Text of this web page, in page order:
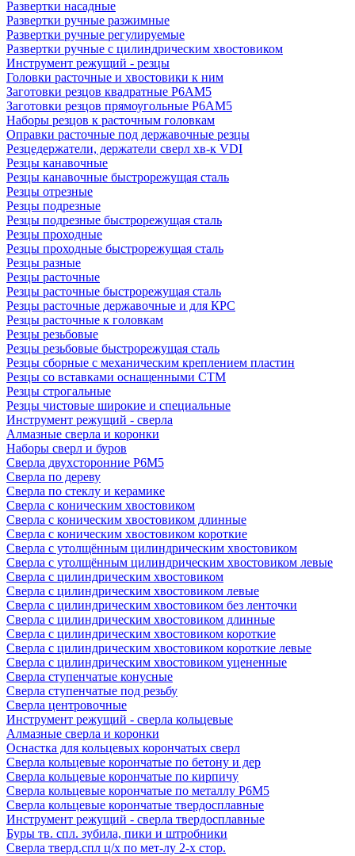
Развертки насадные
Развертки ручные разжимные
Развертки ручные регулируемые
Развертки ручные с цилиндрическим хвостовиком
Инструмент режущий - резцы
Головки расточные и хвостовики к ним
Заготовки резцов квадратные Р6АМ5
Заготовки резцов прямоугольные Р6АМ5
Наборы резцов к расточным головкам
Оправки расточные под державочные резцы
Резцедержатели, держатели сверл хв-к VDI
Резцы канавочные
Резцы канавочные быстрорежущая сталь
Резцы отрезные
Резцы подрезные
Резцы подрезные быстрорежущая сталь
Резцы проходные
Резцы проходные быстрорежущая сталь
Резцы разные
Резцы расточные
Резцы расточные быстрорежущая сталь
Резцы расточные державочные и для КРС
Резцы расточные к головкам
Резцы резьбовые
Резцы резьбовые быстрорежущая сталь
Резцы сборные с механическим креплением пластин
Резцы со вставками оснащенными СТМ
Резцы строгальные
Резцы чистовые широкие и специальные
Инструмент режущий - сверла
Алмазные сверла и коронки
Наборы сверл и буров
Сверла двухсторонние Р6М5
Сверла по дереву
Сверла по стеклу и керамике
Сверла с коническим хвостовиком
Сверла с коническим хвостовиком длинные
Сверла с коническим хвостовиком короткие
Сверла с утолщённым цилиндрическим хвостовиком
Сверла с утолщённым цилиндрическим хвостовиком левые
Сверла с цилиндрическим хвостовиком
Сверла с цилиндрическим хвостовиком левые
Сверла с цилиндрическим хвостовиком без ленточки
Сверла с цилиндрическим хвостовиком длинные
Сверла с цилиндрическим хвостовиком короткие
Сверла с цилиндрическим хвостовиком короткие левые
Сверла с цилиндрическим хвостовиком уцененные
Сверла ступенчатые конусные
Сверла ступенчатые под резьбу
Сверла центровочные
Инструмент режущий - сверла кольцевые
Алмазные сверла и коронки
Оснастка для кольцевых корончатых сверл
Сверла кольцевые корончатые по бетону и дер
Сверла кольцевые корончатые по кирпичу
Сверла кольцевые корончатые по металлу Р6М5
Сверла кольцевые корончатые твердосплавные
Инструмент режущий - сверла твердосплавные
Буры тв. спл. зубила, пики и штробники
Сверла тверд.спл ц/х по мет-лу 2-х стор.